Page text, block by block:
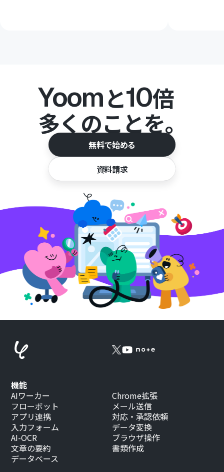
Yoomと10倍
多くのことを。
無料で始める
資料請求
機能
AIワーカー
フローボット
アプリ連携
入力フォーム
AI-OCR
文章の要約
データベース
Chrome拡張
メール送信
対応・承認依頼
データ変換
ブラウザ操作
書類作成